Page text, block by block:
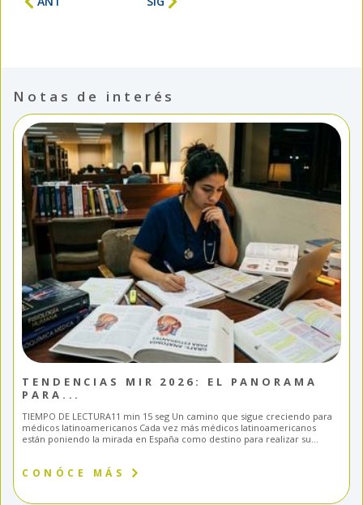
Notas de interés
TENDENCIAS MIR 2026: EL PANORAMA
PARA...
TIEMPO DE LECTURA11 min 15 seg Un camino que sigue creciendo para
médicos latinoamericanos Cada vez más médicos latinoamericanos
están poniendo la mirada en España como destino para realizar su...
CONÓCE MÁS